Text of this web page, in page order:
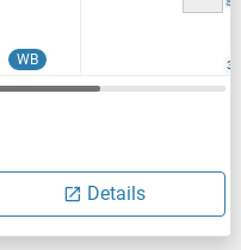
WB
Details